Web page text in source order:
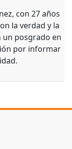
con 27 años
la verdad y la
un posgrado en
por informar